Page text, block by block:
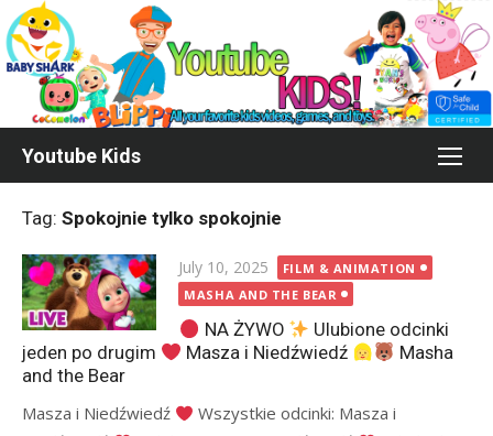
Skip
to
content
Youtube Kids
Tag: Spokojnie tylko spokojnie
Posted
on
July 10, 2025
FILM & ANIMATION
MASHA AND THE BEAR
NA ŻYWO
Ulubione odcinki
jeden po drugim
Masza i Niedźwiedź
Masha
and the Bear
Masza i Niedźwiedź
Wszystkie odcinki: Masza i